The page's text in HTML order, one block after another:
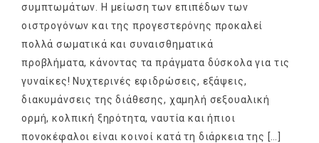
συμπτωμάτων. Η μείωση των επιπέδων των
οιστρογόνων και της προγεστερόνης προκαλεί
πολλά σωματικά και συναισθηματικά
προβλήματα, κάνοντας τα πράγματα δύσκολα για τις
γυναίκες! Νυχτερινές εφιδρώσεις, εξάψεις,
διακυμάνσεις της διάθεσης, χαμηλή σεξουαλική
ορμή, κολπική ξηρότητα, ναυτία και ήπιοι
πονοκέφαλοι είναι κοινοί κατά τη διάρκεια της […]